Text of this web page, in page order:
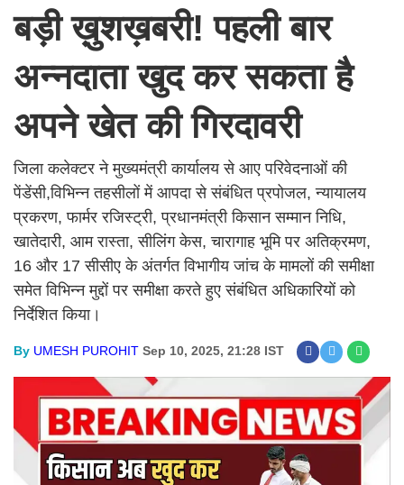
बड़ी ख़ुशख़बरी! पहली बार
अन्नदाता खुद कर सकता है
अपने खेत की गिरदावरी
जिला कलेक्टर ने मुख्यमंत्री कार्यालय से आए परिवेदनाओं की
पेंडेंसी,विभिन्न तहसीलों में आपदा से संबंधित प्रपोजल, न्यायालय
प्रकरण, फार्मर रजिस्ट्री, प्रधानमंत्री किसान सम्मान निधि,
खातेदारी, आम रास्ता, सीलिंग केस, चारागाह भूमि पर अतिक्रमण,
16 और 17 सीसीए के अंतर्गत विभागीय जांच के मामलों की समीक्षा
समेत विभिन्न मुद्दों पर समीक्षा करते हुए संबंधित अधिकारियों को
निर्देशित किया।
By UMESH PUROHIT Sep 10, 2025, 21:28 IST